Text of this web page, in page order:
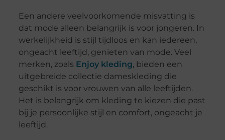
Een andere veelvoorkomende misvatting is
dat mode alleen belangrijk is voor jongeren. In
werkelijkheid is stijl tijdloos en kan iedereen,
ongeacht leeftijd, genieten van mode. Veel
merken, zoals Enjoy kleding, bieden een
uitgebreide collectie dameskleding die
geschikt is voor vrouwen van alle leeftijden.
Het is belangrijk om kleding te kiezen die past
bij je persoonlijke stijl en comfort, ongeacht je
leeftijd.